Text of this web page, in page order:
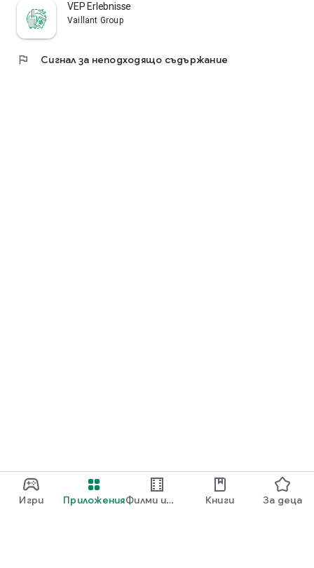
Игри ПриложенияФилми и
Книги За деца
VEP Erlebnisse
Vaillant Group
flag Сигнал за неподходящо съдържание